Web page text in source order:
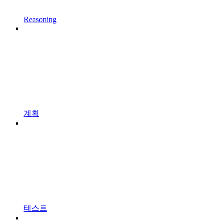
Reasoning
계획
테스트